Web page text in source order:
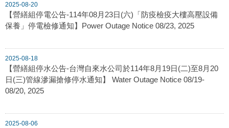
2025-08-20
【營繕組停電公告-114年08月23日(六)「防疫檢疫大樓高壓設備
保養」停電檢修通知】Power Outage Notice 08/23, 2025
2025-08-18
【營繕組停水公告-台灣自來水公司於114年8月19日(二)至8月20
日(三)管線滲漏搶修停水通知】 Water Outage Notice 08/19-
08/20, 2025
2025-08-06